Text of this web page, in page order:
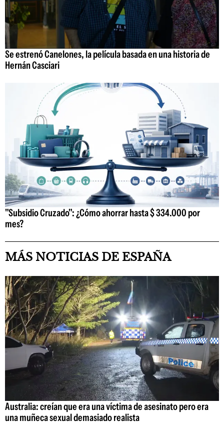
Se estrenó Canelones, la película basada en una historia de
Hernán Casciari
"Subsidio Cruzado": ¿Cómo ahorrar hasta $ 334.000 por
mes?
MÁS NOTICIAS DE ESPAÑA
Australia: creían que era una víctima de asesinato pero era
una muñeca sexual demasiado realista